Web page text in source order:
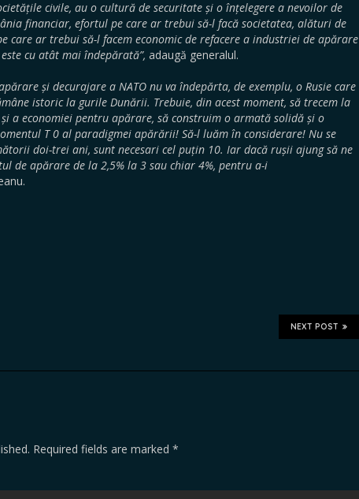
civile, au o cultură de securitate și o înțelegere a nevoilor de
financiar, efortul pe care ar trebui să-l facă societatea, alături de
care ar trebui să-l facem economic de refacere a industriei de apărare
cu atât mai îndepărată”, adaugă generalul.
și decurajare a NATO nu va îndepărta, de exemplu, o Rusie care
istoric la gurile Dunării. Trebuie, din acest moment, să trecem la
a economiei pentru apărare, să construim o armată solidă și o
T 0 al paradigmei apărării! Să-l luăm în considerare! Nu se
doi-trei ani, sunt necesari cel puțin 10. Iar dacă rușii ajung să ne
de apărare de la 2,5% la 3 sau chiar 4%, pentru a-i
NEXT POST
Required fields are marked *